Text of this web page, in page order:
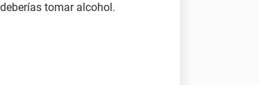
tomar alcohol.